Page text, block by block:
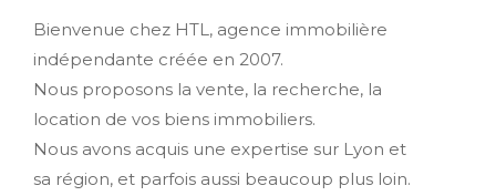
Bienvenue chez HTL, agence immobilière
indépendante créée en 2007.
Nous proposons la vente, la recherche, la
location de vos biens immobiliers.
Nous avons acquis une expertise sur Lyon et
sa région, et parfois aussi beaucoup plus loin.